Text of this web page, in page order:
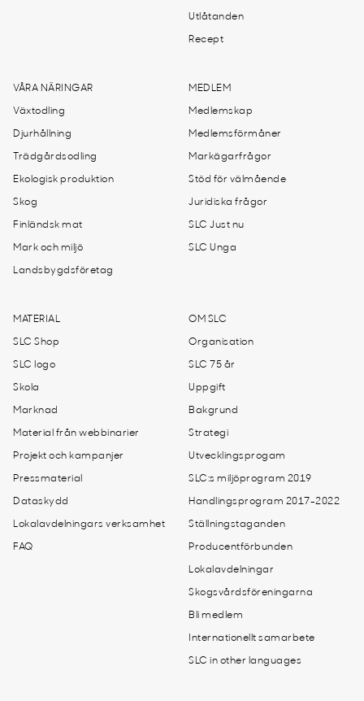
Utlåtanden
Recept
VÅRA NÄRINGAR
Växtodling
Djurhållning
Trädgårdsodling
Ekologisk produktion
Skog
Finländsk mat
Mark och miljö
Landsbygdsföretag
MEDLEM
Medlemskap
Medlemsförmåner
Markägarfrågor
Stöd för välmående
Juridiska frågor
SLC Just nu
SLC Unga
MATERIAL
SLC Shop
SLC logo
Skola
Marknad
Material från webbinarier
Projekt och kampanjer
Pressmaterial
Dataskydd
Lokalavdelningars verksamhet
FAQ
OM SLC
Organisation
SLC 75 år
Uppgift
Bakgrund
Strategi
Utvecklingsprogam
SLC:s miljöprogram 2019
Handlingsprogram 2017-2022
Ställningstaganden
Producentförbunden
Lokalavdelningar
Skogsvårdsföreningarna
Bli medlem
Internationellt samarbete
SLC in other languages